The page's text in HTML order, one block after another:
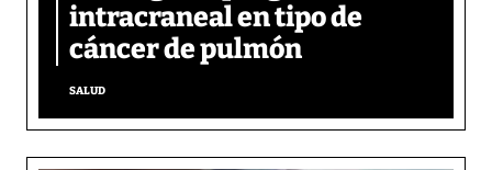
intracraneal en tipo de
cáncer de pulmón
SALUD